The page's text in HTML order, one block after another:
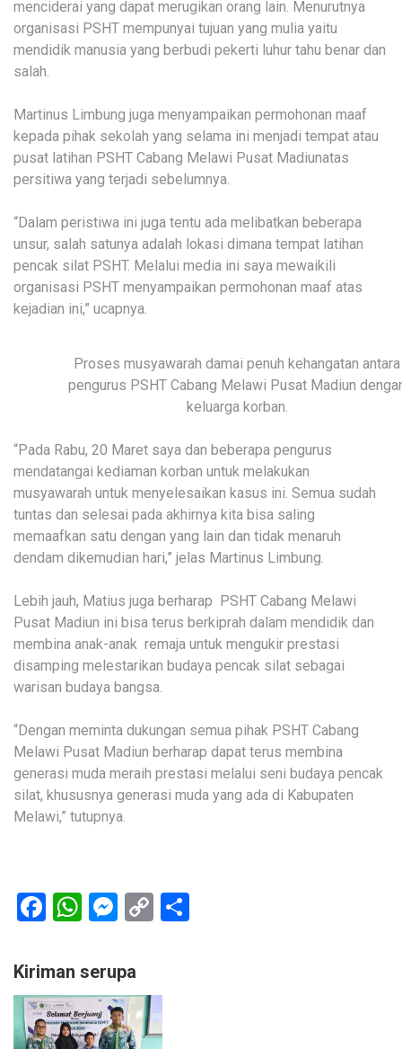
menciderai yang dapat merugikan orang lain. Menurutnya
organisasi PSHT mempunyai tujuan yang mulia yaitu
mendidik manusia yang berbudi pekerti luhur tahu benar dan
salah.
Martinus Limbung juga menyampaikan permohonan maaf
kepada pihak sekolah yang selama ini menjadi tempat atau
pusat latihan PSHT Cabang Melawi Pusat Madiunatas
persitiwa yang terjadi sebelumnya.
“Dalam peristiwa ini juga tentu ada melibatkan beberapa
unsur, salah satunya adalah lokasi dimana tempat latihan
pencak silat PSHT. Melalui media ini saya mewaikili
organisasi PSHT menyampaikan permohonan maaf atas
kejadian ini,” ucapnya.
Proses musyawarah damai penuh kehangatan antara
pengurus PSHT Cabang Melawi Pusat Madiun
keluarga korban.
“Pada Rabu, 20 Maret saya dan beberapa pengurus
mendatangai kediaman korban untuk melakukan
musyawarah untuk menyelesaikan kasus ini. Semua sudah
tuntas dan selesai pada akhirnya kita bisa saling
memaafkan satu dengan yang lain dan tidak menaruh
dendam dikemudian hari,” jelas Martinus Limbung.
Lebih jauh, Matius juga berharap PSHT Cabang Melawi
Pusat Madiun ini bisa terus berkiprah dalam mendidik dan
membina anak-anak remaja untuk mengukir prestasi
disamping melestarikan budaya pencak silat sebagai
warisan budaya bangsa.
“Dengan meminta dukungan semua pihak PSHT Cabang
Melawi Pusat Madiun berharap dapat terus membina
generasi muda meraih prestasi melalui seni budaya pencak
silat, khususnya generasi muda yang ada di Kabupaten
Melawi,” tutupnya.
Facebook
WhatsApp
Messenger
Copy
Kiriman serupa